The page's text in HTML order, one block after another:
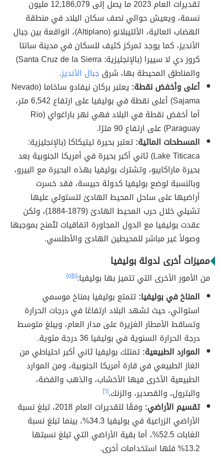
تقديرات العام 2023 ما يصل إلى 12,186,079 مليون
نسمة، ويعيش حوالي نصف سكان البلاد في منطقة
الهضاب العالية، الألتيبلانو (Altiplano)، الواقعة بين جبال
الأنديز، كما يوجد تمركز كثيف للسكان في مدينة سانتا
كروز دي لا سييرا (بالإنجليزية: Santa Cruz de la Sierra)‏
والمناطق المحيطة بها، شرقجبال الأنديز.
أعلى وأخفض نقطة:
يعتبر بركان نيفادو ساخاما (Nevado
Sajama)‏ أعلى نقطة في بوليفيا على ارتفاع 6,542 متر،
أما أخفض نقطة في البلاد فهي نهر باراغواي (Rio
Paraguay) على ارتفاع 90 مترًا.
المسطحات المائية:تعتبر بحيرة تيتيكاكا (بالإنجليزية:
Lake Titicaca)‏ ثاني أكبر بحيرة في أمريكا الجنوبية بعد
بحيرة ماراكايبو، وتشترك بوليفيا بهذه البحيرة مع البيرو،
وبالنسبة لوضع بوليفيا كدولة حبيسة، فقد خسرت
أراضيها على ساحل المحيط الهادئ لتستولي عليها
تشيلي خلال حرب المحيط الهادئ (1879-1884)، ولكن
عقدت بوليفيا مع الدول المجاورة اتفاقيات لتُمنح بموجبها
وصولاً غير مباشر للمحيطين الهادئ والأطلسي.
مميزات أخرى لدولة بوليفيا
من الأمور الأخرى التي تتميز بها بوليفيا:[١] [٥]
المناخ في بوليفيا:تتمتع بوليفيا بمناخ موسمي
استوائي، حيث تشهد البلاد ارتفاعًا في درجات الحرارة
وتساقط الأمطار الغزيرة على مدار العام، ويبلغ متوسط
درجة الحرارة السنوية في بوليفيا 36 درجة مئوية.
الموارد الطبيعية:تمتلك بوليفيا ثاني أكبر احتياطي من
الغاز الطبيعي في قارة أمريكا الجنوبية، ومن الموارد
الطبيعية الأخرى فيها الأخشاب، والذهب والفضة،
والبترول، والقصدير، والزنك.[٦]
تقسيم الأراضي:
وفقًا لتقديرات العام 2018، تبلغ نسبة
الأراضي الزراعية في بوليفيا 34.3%، بينما تبلغ نسبة
الغابات 52.5%، أما بقية الأراضي التي تبلغ نسبتها
13.2% فلها استخدامات أخرى.